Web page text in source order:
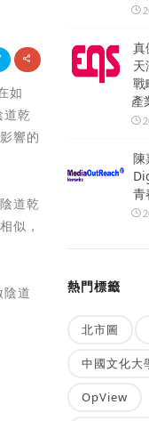
如
道乾
響的
道乾
似，
道
真
戰
產
陳
青
熱門標籤
北市圖
中國文化大
OpView